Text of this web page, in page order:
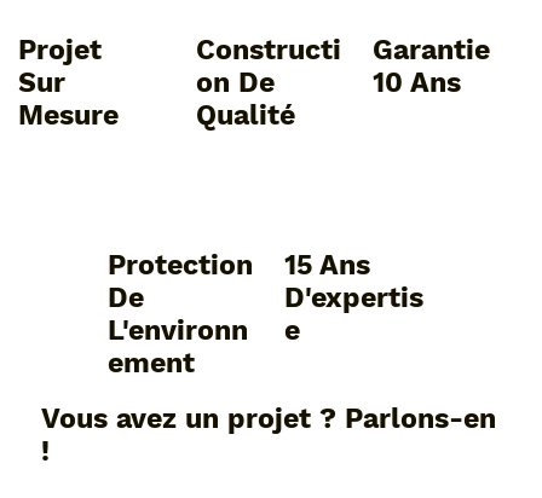
Projet
Sur
Mesure
Constructi
On De
Qualité
Garantie
10 Ans
Protection
De
L'environn
Ement
15 Ans
D'expertis
E
Vous avez un projet ? Parlons-en
!